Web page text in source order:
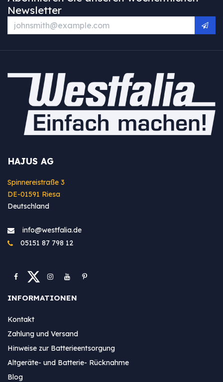
Newsletter
HAJUS AG
Spinnereistraße 3
DE-01591 Riesa
Deutschland
info@westfa​lia.de
05151 87 798 12
INFORMATIONEN
Kontakt
Zahlung und Versand
Hinweise zur Batterieentsorgung
Altgeräte- und Batterie- Rücknahme
Blog